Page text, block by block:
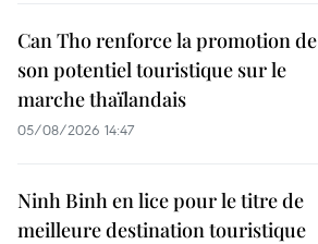
Can Tho renforce la promotion de
son potentiel touristique sur le
marche thaïlandais
05/08/2026 14:47
Ninh Binh en lice pour le titre de
meilleure destination touristique